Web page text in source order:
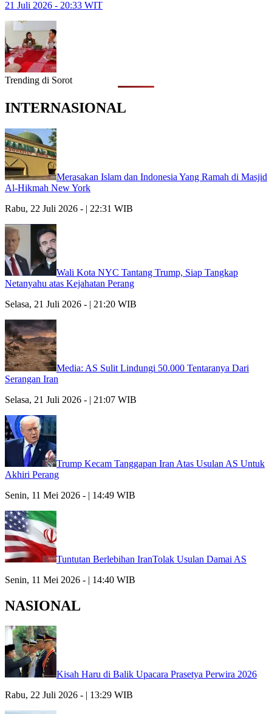
21 Juli 2026 - 20:33 WIT
Trending di Sorot
INTERNASIONAL
Merasakan Islam dan Indonesia Yang Ramah di Masjid
Al-Hikmah New York
Rabu, 22 Juli 2026 - | 22:31 WIB
Wali Kota NYC Tantang Trump, Siap Tangkap
Netanyahu atas Kejahatan Perang
Selasa, 21 Juli 2026 - | 21:20 WIB
Media: AS Sulit Lindungi 50.000 Tentaranya Dari
Serangan Iran
Selasa, 21 Juli 2026 - | 21:07 WIB
Trump Kecam Tanggapan Iran Atas Usulan AS Untuk
Akhiri Perang
Senin, 11 Mei 2026 - | 14:49 WIB
Tuntutan Berlebihan IranTolak Usulan Damai AS
Senin, 11 Mei 2026 - | 14:40 WIB
NASIONAL
Kisah Haru di Balik Upacara Prasetya Perwira 2026
Rabu, 22 Juli 2026 - | 13:29 WIB